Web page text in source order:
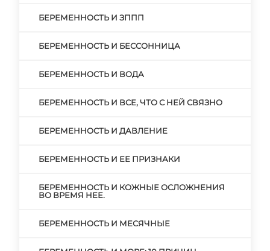
БЕРЕМЕННОСТЬ И ЗППП
БЕРЕМЕННОСТЬ И БЕССОННИЦА
БЕРЕМЕННОСТЬ И ВОДА
БЕРЕМЕННОСТЬ И ВСЕ, ЧТО С НЕЙ СВЯЗНО
БЕРЕМЕННОСТЬ И ДАВЛЕНИЕ
БЕРЕМЕННОСТЬ И ЕЕ ПРИЗНАКИ
БЕРЕМЕННОСТЬ И КОЖНЫЕ ОСЛОЖНЕНИЯ
ВО ВРЕМЯ НЕЕ.
БЕРЕМЕННОСТЬ И МЕСЯЧНЫЕ